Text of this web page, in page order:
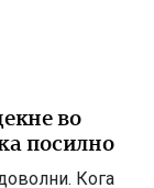
во
посилно
Кога